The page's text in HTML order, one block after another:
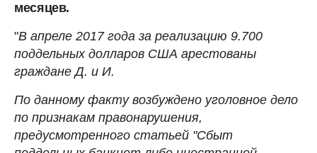
месяцев.
"В апреле 2017 года за реализацию 9.700
поддельных долларов США арестованы
граждане Д. и И.
По данному факту возбуждено уголовное дело
по признакам правонарушения,
предусмотренного статьей "Сбыт